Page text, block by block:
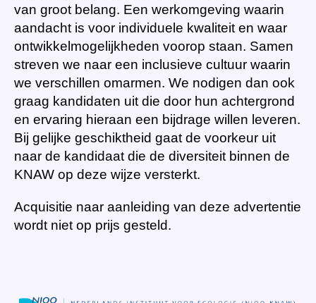
van groot belang. Een werkomgeving waarin
aandacht is voor individuele kwaliteit en waar
ontwikkelmogelijkheden voorop staan. Samen
streven we naar een inclusieve cultuur waarin
we verschillen omarmen. We nodigen dan ook
graag kandidaten uit die door hun achtergrond
en ervaring hieraan een bijdrage willen leveren.
Bij gelijke geschiktheid gaat de voorkeur uit
naar de kandidaat die de diversiteit binnen de
KNAW op deze wijze versterkt.
Acquisitie naar aanleiding van deze advertentie
wordt niet op prijs gesteld.